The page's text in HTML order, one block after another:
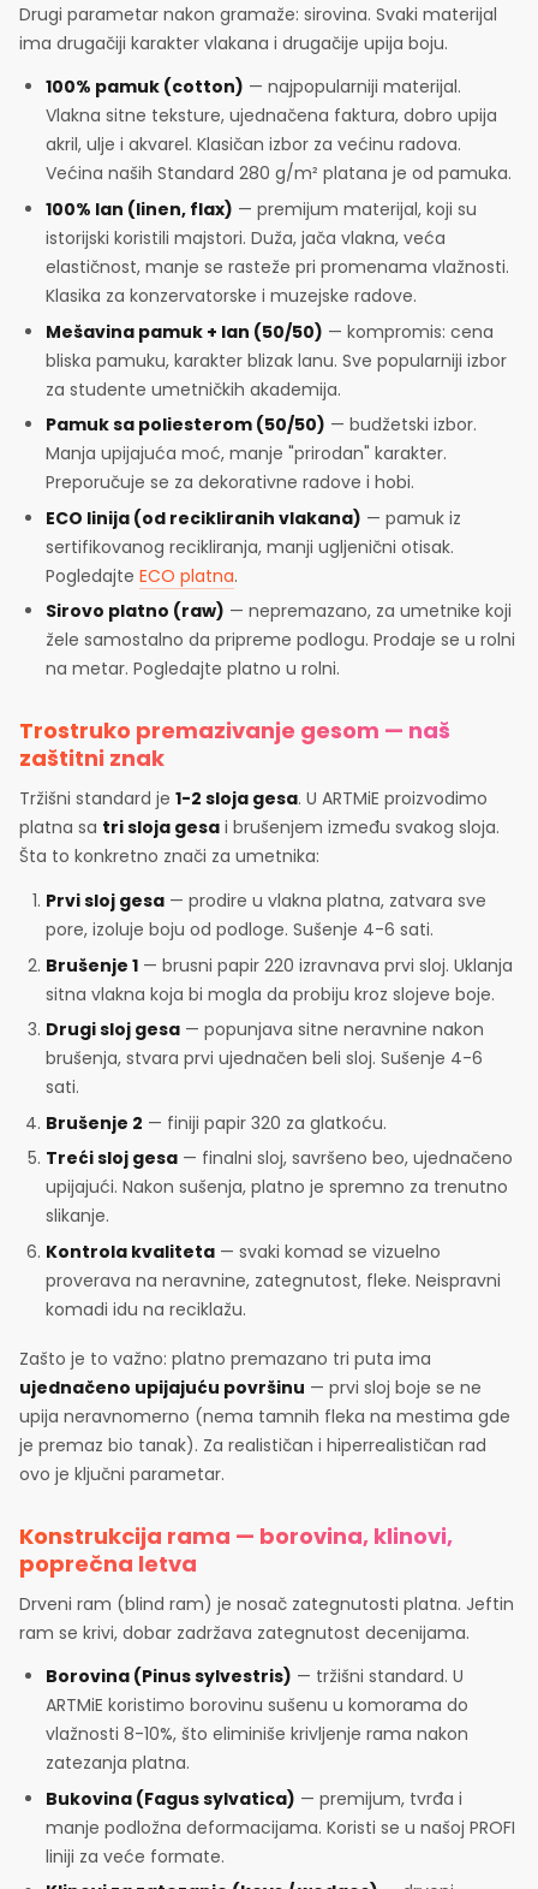
Drugi parametar nakon gramaže: sirovina. Svaki materijal
ima drugačiji karakter vlakana i drugačije upija boju.
100% pamuk (cotton) — najpopularniji materijal.
Vlakna sitne teksture, ujednačena faktura, dobro upija
akril, ulje i akvarel. Klasičan izbor za većinu radova.
Većina naših Standard 280 g/m² platana je od pamuka.
100% lan (linen, flax) — premijum materijal, koji su
istorijski koristili majstori. Duža, jača vlakna, veća
elastičnost, manje se rasteže pri promenama vlažnosti.
Klasika za konzervatorske i muzejske radove.
Mešavina pamuk + lan (50/50) — kompromis: cena
bliska pamuku, karakter blizak lanu. Sve popularniji izbor
za studente umetničkih akademija.
Pamuk sa poliesterom (50/50) — budžetski izbor.
Manja upijajuća moć, manje "prirodan" karakter.
Preporučuje se za dekorativne radove i hobi.
ECO linija (od recikliranih vlakana) — pamuk iz
sertifikovanog recikliranja, manji ugljenični otisak.
PogledajteECO platna.
Sirovo platno (raw) — nepremazano, za umetnike koji
žele samostalno da pripreme podlogu. Prodaje se u rolni
na metar. Pogledajte platno u rolni.
Trostruko premazivanje gesom — naš
zaštitni znak
Tržišni standard je 1-2 sloja gesa. U ARTMiE proizvodimo
platna sa tri sloja gesa i brušenjem između svakog sloja.
Šta to konkretno znači za umetnika:
Prvi sloj gesa — prodire u vlakna platna, zatvara sve
pore, izoluje boju od podloge. Sušenje 4-6 sati.
Brušenje 1 — brusni papir 220 izravnava prvi sloj. Uklanja
sitna vlakna koja bi mogla da probiju kroz slojeve boje.
Drugi sloj gesa — popunjava sitne neravnine nakon
brušenja, stvara prvi ujednačen beli sloj. Sušenje 4-6
sati.
Brušenje 2 — finiji papir 320 za glatkoću.
Treći sloj gesa — finalni sloj, savršeno beo, ujednačeno
upijajući. Nakon sušenja, platno je spremno za trenutno
slikanje.
Kontrola kvaliteta — svaki komad se vizuelno
proverava na neravnine, zategnutost, fleke. Neispravni
komadi idu na reciklažu.
Zašto je to važno: platno premazano tri puta ima
ujednačeno upijajuću površinu — prvi sloj boje se ne
upija neravnomerno (nema tamnih fleka na mestima gde
je premaz bio tanak). Za realističan i hiperrealističan rad
ovo je ključni parametar.
Konstrukcija rama — borovina, klinovi,
poprečna letva
Drveni ram (blind ram) je nosač zategnutosti platna. Jeftin
ram se krivi, dobar zadržava zategnutost decenijama.
Borovina (Pinus sylvestris) — tržišni standard. U
ARTMiE koristimo borovinu sušenu u komorama do
vlažnosti 8-10%, što eliminiše krivljenje rama nakon
zatezanja platna.
Bukovina (Fagus sylvatica) — premijum, tvrđa i
manje podložna deformacijama. Koristi se u našoj PROFI
liniji za veće formate.